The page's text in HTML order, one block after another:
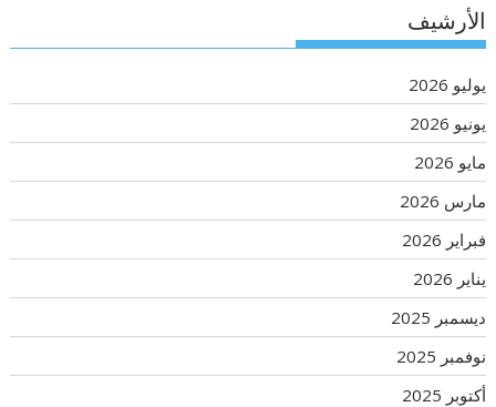
الأرشيف
يوليو 2026
يونيو 2026
مايو 2026
مارس 2026
فبراير 2026
يناير 2026
ديسمبر 2025
نوفمبر 2025
أكتوبر 2025